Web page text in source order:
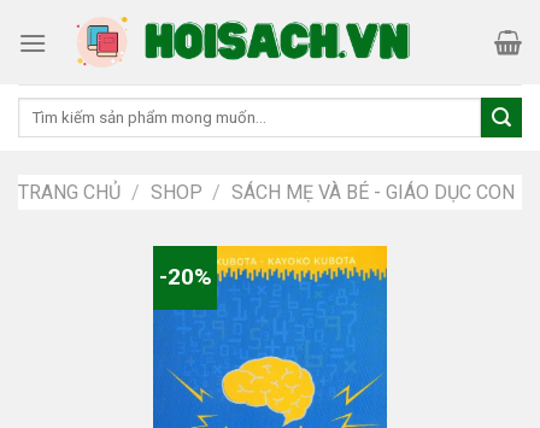
Tìm
TRANG CHỦ / SHOP / SÁCH MẸ VÀ BÉ - GIÁO DỤC CON
-20%